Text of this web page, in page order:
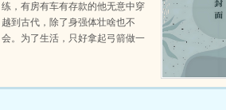
练，有房有车有存款的他无意中穿
越到古代，除了身强体壮啥也不
会。为了生活，只好拿起弓箭做一
只野兔，不会做（失望）第三天周